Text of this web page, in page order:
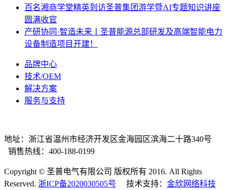
百名湘商学堂精英到访圣普集团游学暨AI专题知识讲座
圆满收官
产研协同·智造未来丨圣普能源总部研发及高端智能电力
设备制造项目开建！
品牌中心
技术/OEM
解决方案
服务与支持
地址：浙江省温州市经济开发区金海园区滨海二十路340号
销售热线：400-188-0199
Copyright © 圣普电气有限公司 版权所有 2016. All Rights
Reserved. 浙ICP备2020030505号 技术支持： 金欣网络科技